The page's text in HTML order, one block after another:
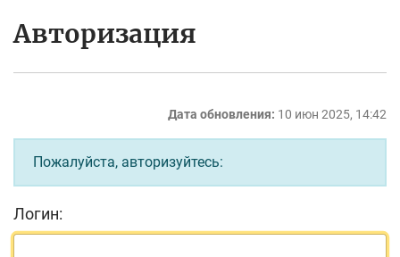
Авторизация
Дата обновления: 10 июн 2025, 14:42
Пожалуйста, авторизуйтесь:
Логин: